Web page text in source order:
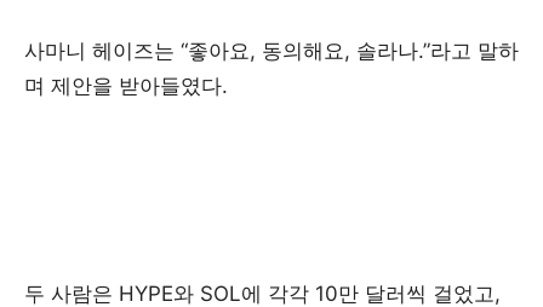
사마니 헤이즈는 “좋아요, 동의해요, 솔라나.”라고 말하
며 제안을 받아들였다.
두 사람은 HYPE와 SOL에 각각 10만 달러씩 걸었고,